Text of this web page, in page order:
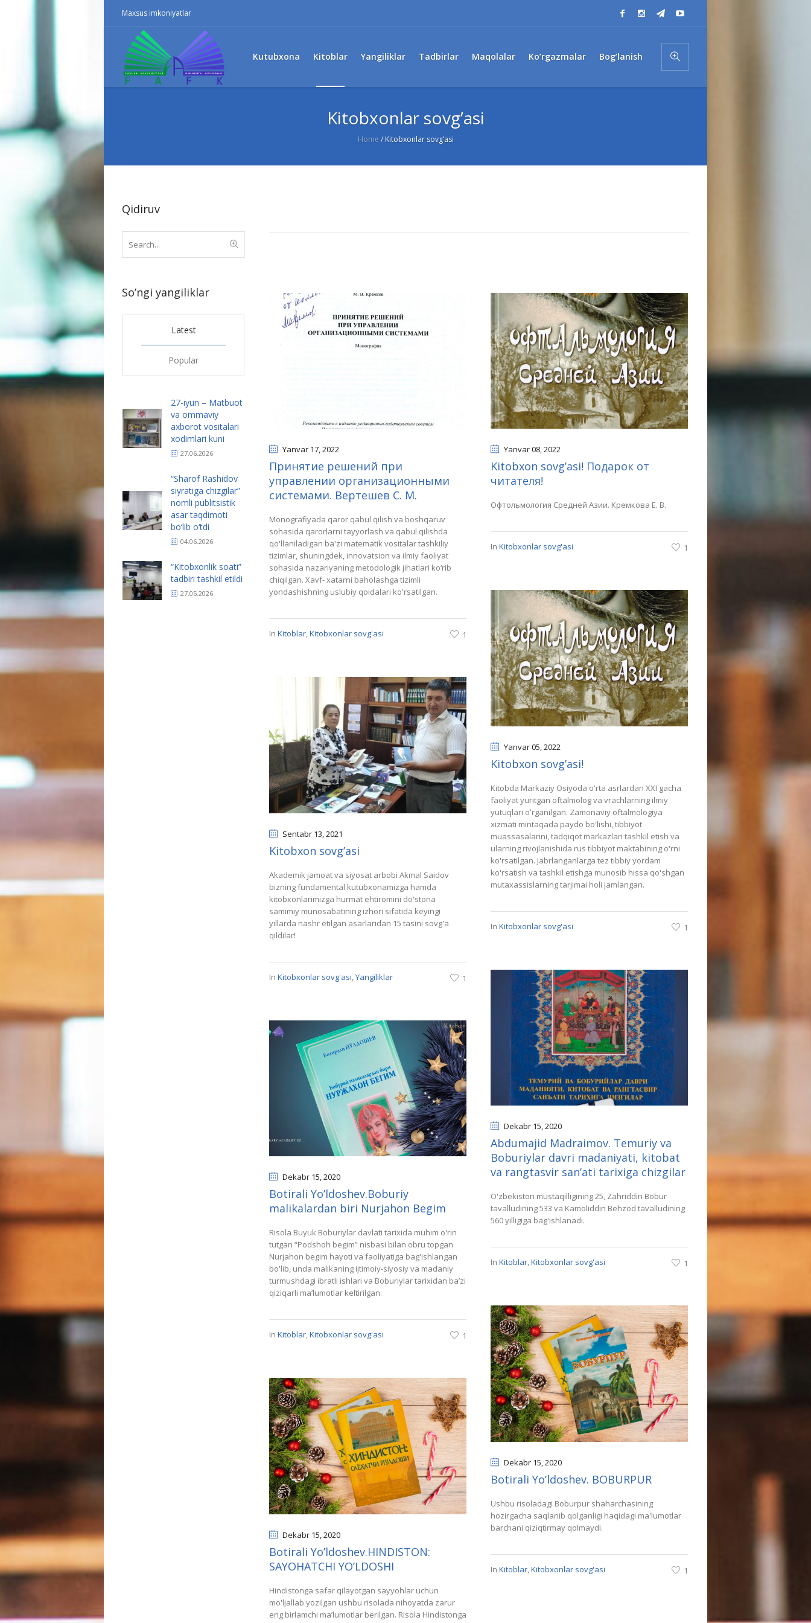
Maxsus imkoniyatlar
Kutubxona Kitoblar Yangiliklar Tadbirlar Maqolalar Ko’rgazmalar Bog’lanish
Kitobxonlar sovg’asi
Home / Kitobxonlar sovg’asi
Yanvar 17, 2022
Принятие решений при
управлении организационными
системами. Вертешев С. М.
Monografiyada qaror qabul qilish va boshqaruv
sohasida qarorlarni tayyorlash va qabul qilishda
qo'llaniladigan ba'zi matematik vositalar tashkiliy
tizimlar, shuningdek, innovatsion va ilmiy faoliyat
sohasida nazariyaning metodologik jihatlari ko‘rib
chiqilgan. Xavf- xatarni baholashga tizimli
yondashishning uslubiy qoidalari ko'rsatilgan.
InKitoblar,Kitobxonlar sovg'asi 1
Yanvar 08, 2022
Kitobxon sovg’asi! Подарок от
читателя!
Офтольмология Средней Азии. Кремкова Е. В.
InKitobxonlar sovg'asi 1
Yanvar 05, 2022
Kitobxon sovg’asi!
Kitobda Markaziy Osiyoda o'rta asrlardan XXI gacha
faoliyat yuritgan oftalmolog va vrachlarning ilmiy
yutuqlari oʻrganilgan. Zamonaviy oftalmologiya
xizmati mintaqada paydo bo'lishi, tibbiyot
muassasalarini, tadqiqot markazlari tashkil etish va
ularning rivojlanishida rus tibbiyot maktabining o'rni
ko'rsatilgan. Jabrlanganlarga tez tibbiy yordam
ko'rsatish va tashkil etishga munosib hissa qo'shgan
mutaxassislarning tarjimai holi jamlangan.
InKitobxonlar sovg'asi 1
Sentabr 13, 2021
Kitobxon sovg’asi
Аkademik jamoat va siyosat arbobi Akmal Saidov
bizning fundamental kutubxonamizga hamda
kitobxonlarimizga hurmat ehtiromini do'stona
samimiy munosabatining izhori sifatida keyingi
yillarda nashr etilgan asarlaridan 15 tasini sovg'a
qildilar!
InKitobxonlar sovg'asi,Yangiliklar 1
Dekabr 15, 2020
Аbdumajid Madraimov. Temuriy va
Boburiylar davri madaniyati, kitobat
va rangtasvir sanʼati tarixiga chizgilar
O'zbekiston mustaqilligining 25, Zahriddin Bobur
tavalludining 533 va Kamoliddin Behzod tavalludining
560 yilligiga bag'ishlanadi.
InKitoblar,Kitobxonlar sovg'asi 1
Dekabr 15, 2020
Botirali Yo’ldoshev.Boburiy
malikalardan biri Nurjahon Begim
Risola Buyuk Boburiylar davlati tarixida muhim o'rin
tutgan “Podshoh begim” nisbasi bilan obru topgan
Nurjahon begim hayoti va faoliyatiga bag'ishlangan
bo'lib, unda malikaning ijtimoiy-siyosiy va madaniy
turmushdagi ibratli ishlari va Boburiylar tarixidan baʼzi
qiziqarli maʼlumotlar keltirilgan.
InKitoblar,Kitobxonlar sovg'asi 1
Dekabr 15, 2020
Botirali Yo’ldoshev. BOBURPUR
Ushbu risoladagi Boburpur shaharchasining
hozirgacha saqlanib qolganligi haqidagi ma'lumotlar
barchani qiziqtirmay qolmaydi.
InKitoblar,Kitobxonlar sovg'asi 1
Dekabr 15, 2020
Botirali Yo’ldoshev.HINDISTON:
SAYOHATCHI YO’LDOSHI
Hindistonga safar qilayotgan sayyohlar uchun
mo'ljallab yozilgan ushbu risolada nihoyatda zarur
eng birlamchi maʼlumotlar berilgan. Risola Hindistonga
Qidiruv
So’ngi yangiliklar
Latest
Popular
27-iyun – Matbuot
va ommaviy
axborot vositalari
xodimlari kuni
27.06.2026
“Sharof Rashidov
siyratiga chizgilar”
nomli publitsistik
asar taqdimoti
bo‘lib o‘tdi
04.06.2026
“Kitobxonlik soati”
tadbiri tashkil etildi
27.05.2026